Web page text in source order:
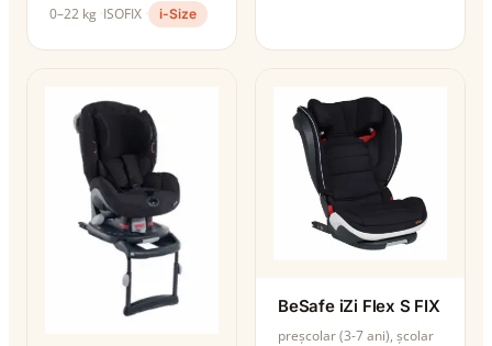
0–22 kg ISOFIX i-Size
BeSafe iZi Flex S FIX
preșcolar (3-7 ani), școlar